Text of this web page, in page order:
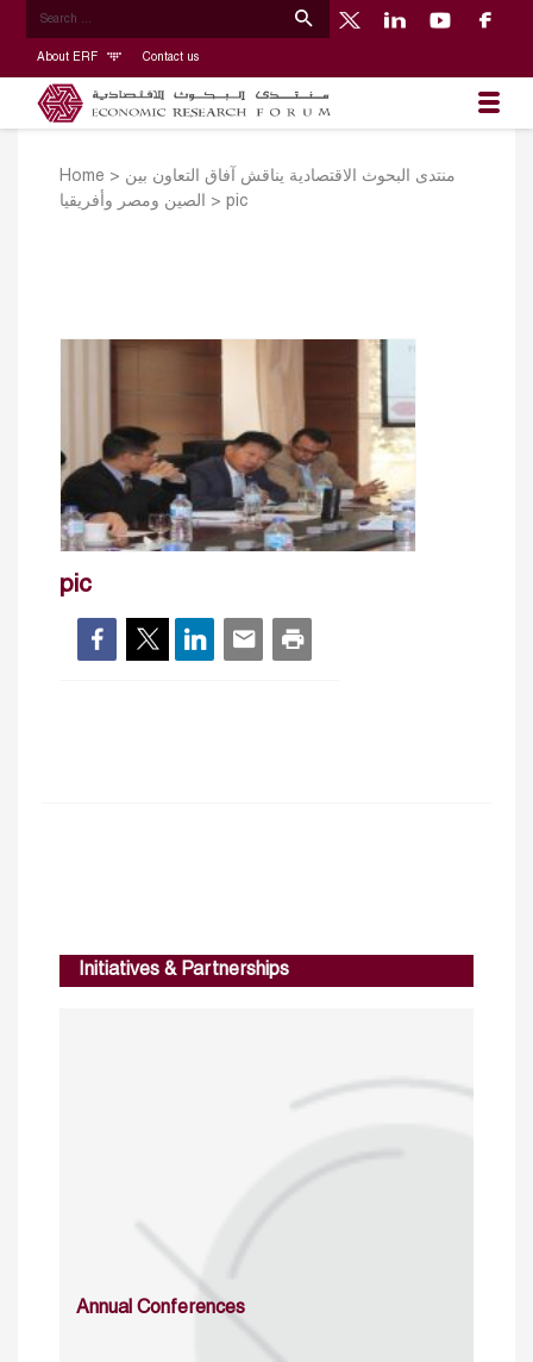
About ERF Contact us
Home > منتدى البحوث الاقتصادية يناقش آفاق التعاون بين
الصين ومصر وأفريقيا
> pic
pic
Initiatives & Partnerships
Annual Conferences